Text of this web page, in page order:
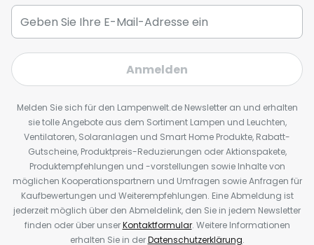
Anmelden
Melden Sie sich für den Lampenwelt.de Newsletter an und erhalten
sie tolle Angebote aus dem Sortiment Lampen und Leuchten,
Ventilatoren, Solaranlagen und Smart Home Produkte, Rabatt-
Gutscheine, Produktpreis-Reduzierungen oder Aktionspakete,
Produktempfehlungen und -vorstellungen sowie Inhalte von
möglichen Kooperationspartnern und Umfragen sowie Anfragen für
Kaufbewertungen und Weiterempfehlungen. Eine Abmeldung ist
jederzeit möglich über den Abmeldelink, den Sie in jedem Newsletter
finden oder über unserKontaktformular. Weitere Informationen
erhalten Sie in derDatenschutzerklärung.